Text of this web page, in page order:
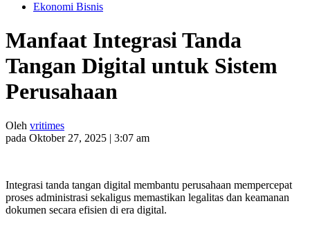
Ekonomi Bisnis
Manfaat Integrasi Tanda
Tangan Digital untuk Sistem
Perusahaan
Oleh vritimes
pada Oktober 27, 2025 | 3:07 am
Integrasi tanda tangan digital membantu perusahaan mempercepat
proses administrasi sekaligus memastikan legalitas dan keamanan
dokumen secara efisien di era digital.